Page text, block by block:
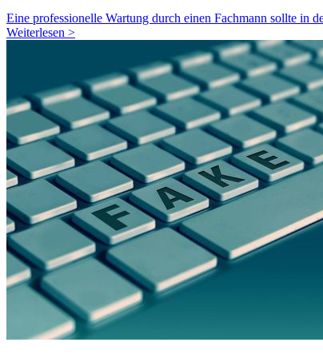
Eine professionelle Wartung durch einen Fachmann sollte in
Weiterlesen >